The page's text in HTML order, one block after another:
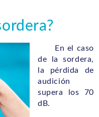
En el caso
de la sordera,
la pérdida de
audición
supera los 70
dB.